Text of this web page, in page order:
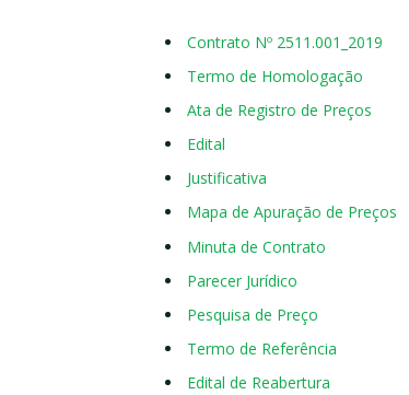
Contrato Nº 2511.001_2019
Termo de Homologação
Ata de Registro de Preços
Edital
Justificativa
Mapa de Apuração de Preços
Minuta de Contrato
Parecer Jurídico
Pesquisa de Preço
Termo de Referência
Edital de Reabertura